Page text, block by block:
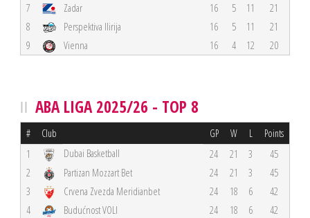
7
Zadar 16 5 11
21
8
Perspektiva Ilirija 16 5 11
21
9
Vienna 16 4 12 20
ABA LIGA 2025/26 - TOP 8
# Club GP W L Points
1 Dubai Basketball 24 21 3
45
2
Partizan Mozzart Bet 24 21 3
45
3
Crvena Zvezda Meridianbet 24 18 6
42
4
Budućnost VOLI 24 18 6
42